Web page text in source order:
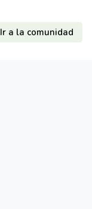
Ir a la comunidad